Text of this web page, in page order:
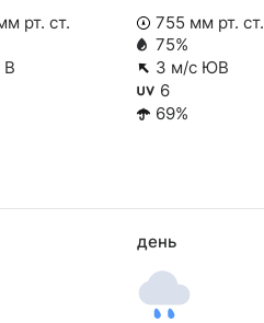
рт. ст.
В
755 мм рт. ст.
75%
3 м/с ЮВ
6
69%
день